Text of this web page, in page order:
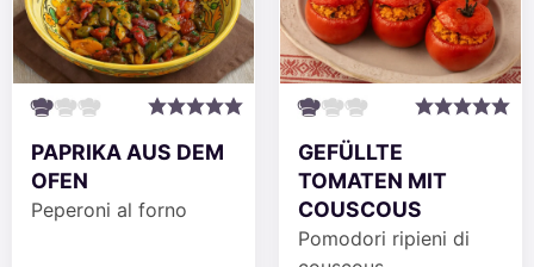
PAPRIKA AUS DEM
OFEN
Peperoni al forno
GEFÜLLTE
TOMATEN MIT
COUSCOUS
Pomodori ripieni di